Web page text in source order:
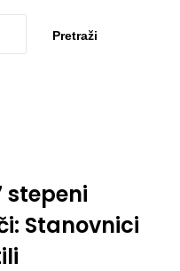
Pretraži
stepeni
Stanovnici